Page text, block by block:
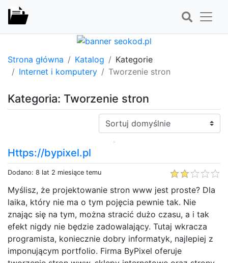
Strona główna Katalog
Kategorie
Internet i komputery
Tworzenie stron
Kategoria: Tworzenie stron
Sortuj:
Https://bypixel.pl
Dodano: 8 lat 2 miesiące temu
Myślisz, że projektowanie stron www jest proste? Dla
laika, który nie ma o tym pojęcia pewnie tak. Nie
znając się na tym, można stracić dużo czasu, a i tak
efekt nigdy nie będzie zadowalający. Tutaj wkracza
programista, koniecznie dobry informatyk, najlepiej z
imponującym portfolio. Firma ByPixel oferuje